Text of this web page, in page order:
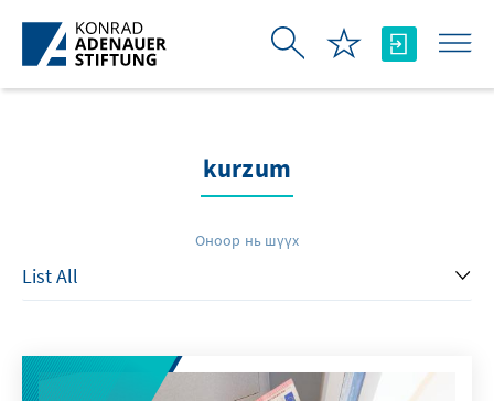
Skip to Main Content
kurzum
Оноор нь шүүх